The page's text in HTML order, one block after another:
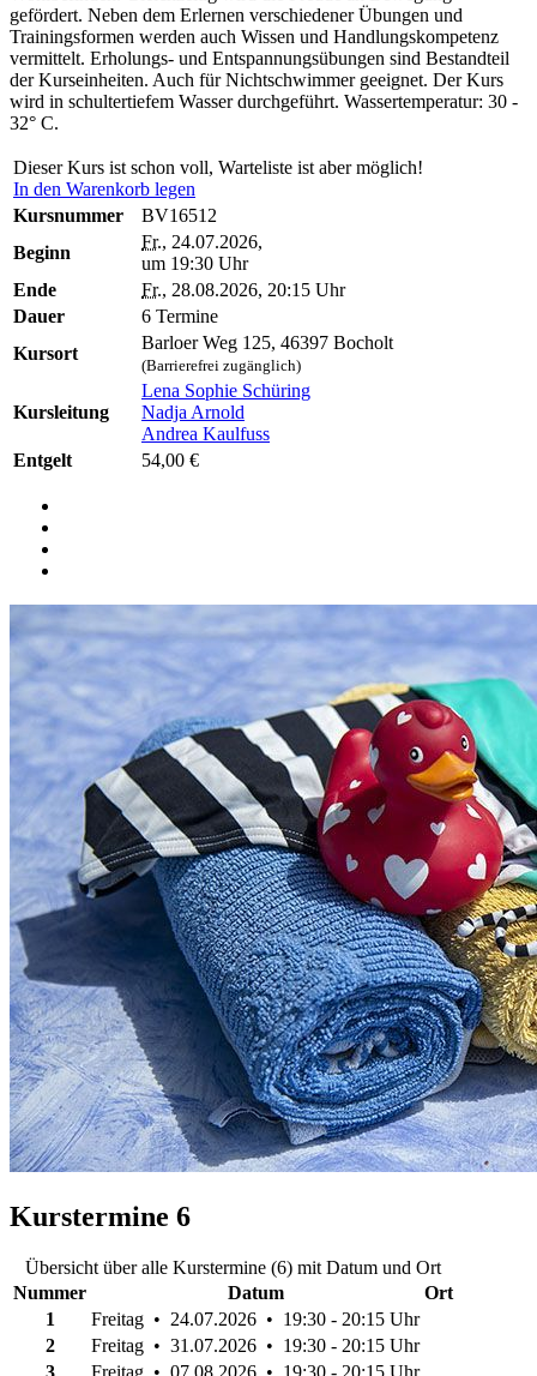
gefördert. Neben dem Erlernen verschiedener Übungen und
Trainingsformen werden auch Wissen und Handlungskompetenz
vermittelt. Erholungs- und Entspannungsübungen sind Bestandteil
der Kurseinheiten. Auch für Nichtschwimmer geeignet. Der Kurs
wird in schultertiefem Wasser durchgeführt. Wassertemperatur: 30 -
32° C.
Dieser Kurs ist schon voll, Warteliste ist aber möglich!
In den Warenkorb legen
Kursnummer
BV16512
Beginn
Fr., 24.07.2026,
um 19:30 Uhr
Ende
Fr., 28.08.2026, 20:15 Uhr
Dauer
6 Termine
Kursort
Barloer Weg 125, 46397 Bocholt
(Barrierefrei zugänglich)
Kursleitung
Lena Sophie Schüring
Nadja Arnold
Andrea Kaulfuss
Entgelt
54,00 €
Kurstermine 6
Übersicht über alle Kurstermine (6) mit Datum und Ort
Nummer
Datum
Ort
1
Freitag • 24.07.2026 • 19:30 - 20:15 Uhr
2
Freitag • 31.07.2026 • 19:30 - 20:15 Uhr